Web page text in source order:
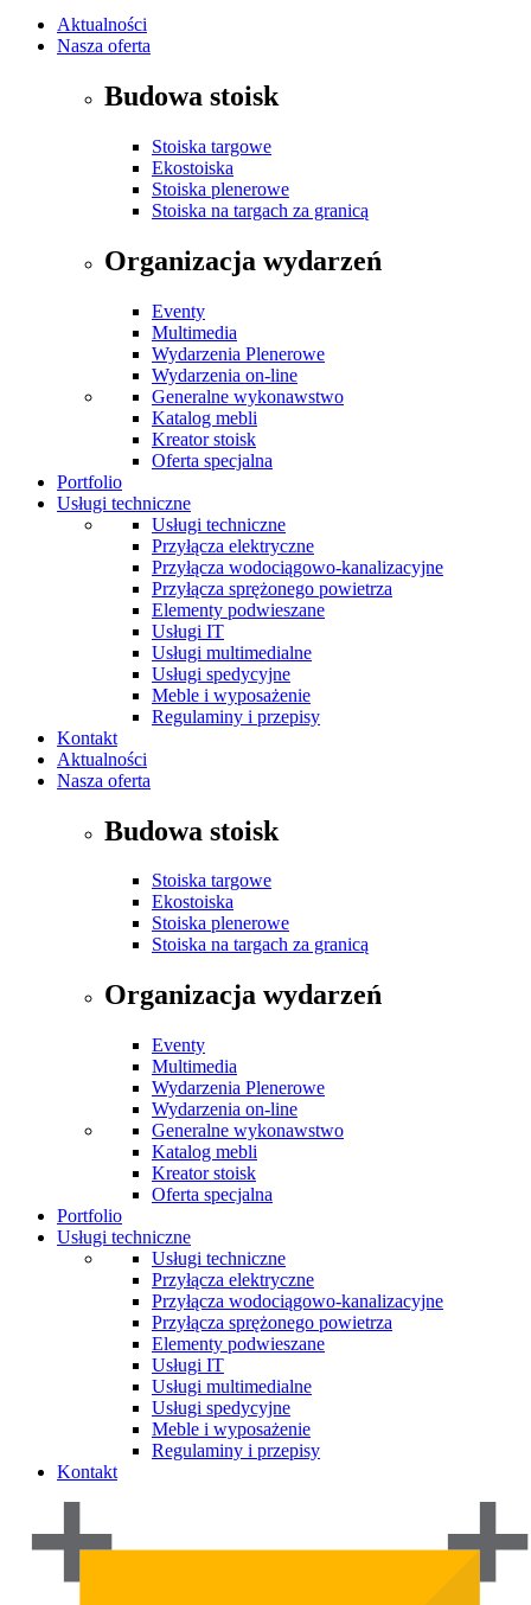
Aktualności
Nasza oferta
Budowa stoisk
Stoiska targowe
Ekostoiska
Stoiska plenerowe
Stoiska na targach za granicą
Organizacja wydarzeń
Eventy
Multimedia
Wydarzenia Plenerowe
Wydarzenia on-line
Generalne wykonawstwo
Katalog mebli
Kreator stoisk
Oferta specjalna
Portfolio
Usługi techniczne
Usługi techniczne
Przyłącza elektryczne
Przyłącza wodociągowo-kanalizacyjne
Przyłącza sprężonego powietrza
Elementy podwieszane
Usługi IT
Usługi multimedialne
Usługi spedycyjne
Meble i wyposażenie
Regulaminy i przepisy
Kontakt
Aktualności
Nasza oferta
Budowa stoisk
Stoiska targowe
Ekostoiska
Stoiska plenerowe
Stoiska na targach za granicą
Organizacja wydarzeń
Eventy
Multimedia
Wydarzenia Plenerowe
Wydarzenia on-line
Generalne wykonawstwo
Katalog mebli
Kreator stoisk
Oferta specjalna
Portfolio
Usługi techniczne
Usługi techniczne
Przyłącza elektryczne
Przyłącza wodociągowo-kanalizacyjne
Przyłącza sprężonego powietrza
Elementy podwieszane
Usługi IT
Usługi multimedialne
Usługi spedycyjne
Meble i wyposażenie
Regulaminy i przepisy
Kontakt